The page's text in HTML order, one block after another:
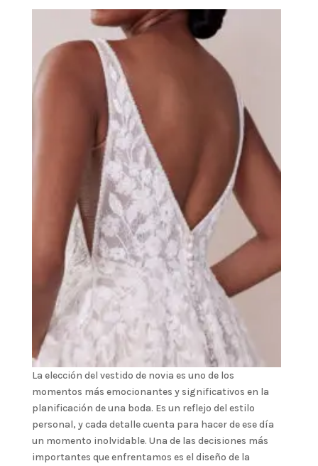
La elección del vestido de novia es uno de los
momentos más emocionantes y significativos en la
planificación de una boda. Es un reflejo del estilo
personal, y cada detalle cuenta para hacer de ese día
un momento inolvidable. Una de las decisiones más
importantes que enfrentamos es el diseño de la